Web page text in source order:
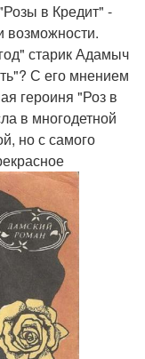
в Кредит" -
возможности.
старик Адамыч
С его мнением
героиня "Роз в
в многодетной
но с самого